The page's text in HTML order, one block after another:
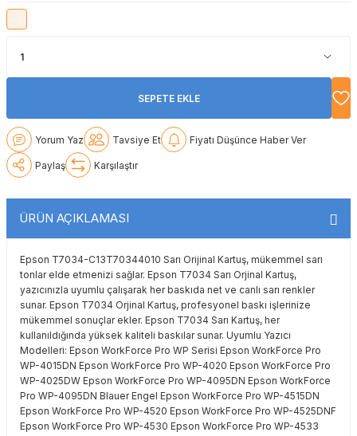
Olivetti
Panasonic
Samsung
Sharp
Toshiba
Triumph Adler
Olivetti
Panasonic
Sharp
Toshiba
Triumph Adler
Utax
Panasonic
Pantum
Utax
Xerox
Utax
Xerox
SEPETE EKLE
Yorum Yaz Tavsiye Et Fiyatı Düşünce Haber Ver
Paylaş Karşılaştır
ÜRÜN AÇIKLAMASI
Epson T7034-C13T70344010 Sarı Orijinal Kartuş, mükemmel sarı
tonlar elde etmenizi sağlar. Epson T7034 Sarı Orjinal Kartuş,
yazıcınızla uyumlu çalışarak her baskıda net ve canlı sarı renkler
sunar. Epson T7034 Orjinal Kartuş, profesyonel baskı işlerinize
mükemmel sonuçlar ekler. Epson T7034 Sarı Kartuş, her
kullanıldığında yüksek kaliteli baskılar sunar. Uyumlu Yazıcı
Modelleri: Epson WorkForce Pro WP Serisi Epson WorkForce Pro
WP-4015DN Epson WorkForce Pro WP-4020 Epson WorkForce Pro
WP-4025DW Epson WorkForce Pro WP-4095DN Epson WorkForce
Pro WP-4095DN Blauer Engel Epson WorkForce Pro WP-4515DN
Epson WorkForce Pro WP-4520 Epson WorkForce Pro WP-4525DNF
Epson WorkForce Pro WP-4530 Epson WorkForce Pro WP-4533